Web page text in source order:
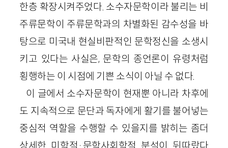
한층 확장시켜주었다. 소수자문학이라 불리는 비
주류문학이 주류문학과의 차별화된 감수성을 바
탕으로 미국내 현실비판적인 문학정신을 소생시
키고 있다는 사실은, 문학의 종언론이 유령처럼
횡행하는 이 시점에 기쁜 소식이 아닐 수 없다.
이 글에서 소수자문학이 현재뿐 아니라 차후에
도 지속적으로 문단과 독자에게 활기를 불어넣는
중심적 역할을 수행할 수 있을지를 밝히는 좀더